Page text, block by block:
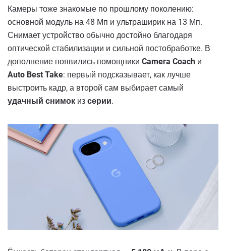
Камеры тоже знакомые по прошлому поколению:
основной модуль на 48 Мп и ультраширик на 13 Мп.
Снимает устройство обычно достойно благодаря
оптической стабилизации и сильной постобработке. В
дополнение появились помощники Camera Coach и
Auto Best Take: первый подсказывает, как лучше
выстроить кадр, а второй сам выбирает самый
удачный снимок из серии.